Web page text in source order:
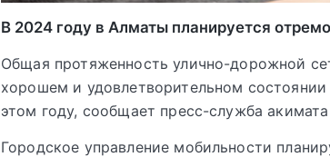
В 2024 году в Алматы планируется
Общая протяженность улично-дорожной
хорошем и удовлетворительном
этом году, сообщает пресс-служба
Городское управление мобильности